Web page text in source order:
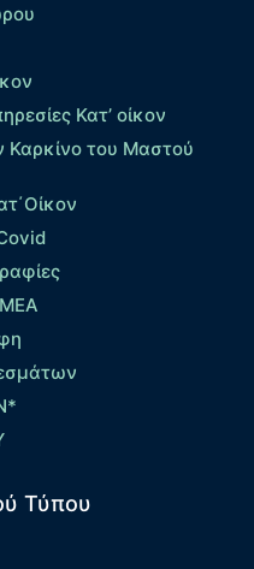
Κατ’ οίκον
Καρκίνο του Μαστού
Τύπου